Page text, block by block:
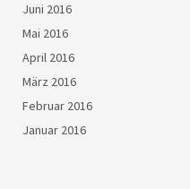
Juni 2016
Mai 2016
April 2016
März 2016
Februar 2016
Januar 2016